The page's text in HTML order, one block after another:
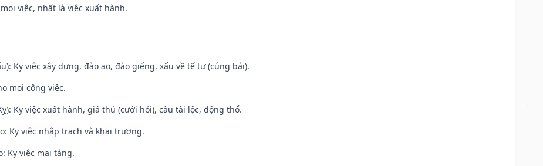
việc, nhất là việc xuất hành.
Kỵ việc xây dựng, đào ao, đào giếng, xấu về tế tự (cúng bái).
mọi công việc.
Kỵ việc xuất hành, giá thú (cưới hỏi), cầu tài lộc, động thổ.
Kỵ việc nhập trạch và khai trương.
Kỵ việc mai táng.